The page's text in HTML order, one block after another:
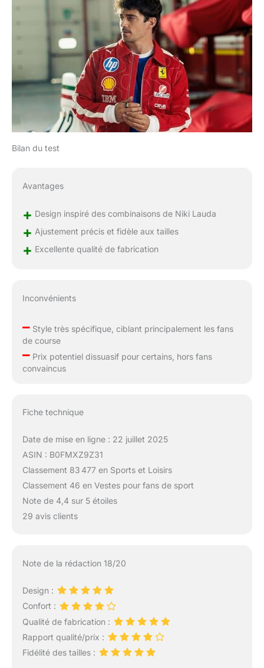
Bilan du test
Avantages
+ Design inspiré des combinaisons de Niki Lauda
+ Ajustement précis et fidèle aux tailles
+ Excellente qualité de fabrication
Inconvénients
–Style très spécifique, ciblant principalement les fans
de course
–Prix potentiel dissuasif pour certains, hors fans
convaincus
Fiche technique
Date de mise en ligne : 22 juillet 2025
ASIN : B0FMXZ9Z31
Classement 83 477 en Sports et Loisirs
Classement 46 en Vestes pour fans de sport
Note de 4,4 sur 5 étoiles
29 avis clients
Note de la rédaction 18/20
Design :
Confort :
Qualité de fabrication :
Rapport qualité/prix :
Fidélité des tailles :